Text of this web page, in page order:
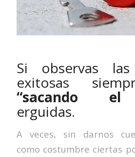
Si observas las
exitosas
“sacando el
erguidas.
A veces, sin darnos
como costumbre ciertas